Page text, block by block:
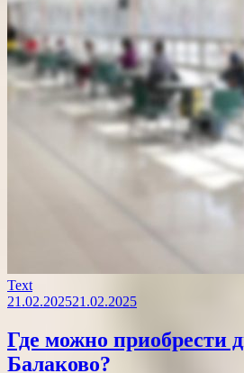
Text
21.02.202521.02.2025
Где можно приобрести
Балаково?